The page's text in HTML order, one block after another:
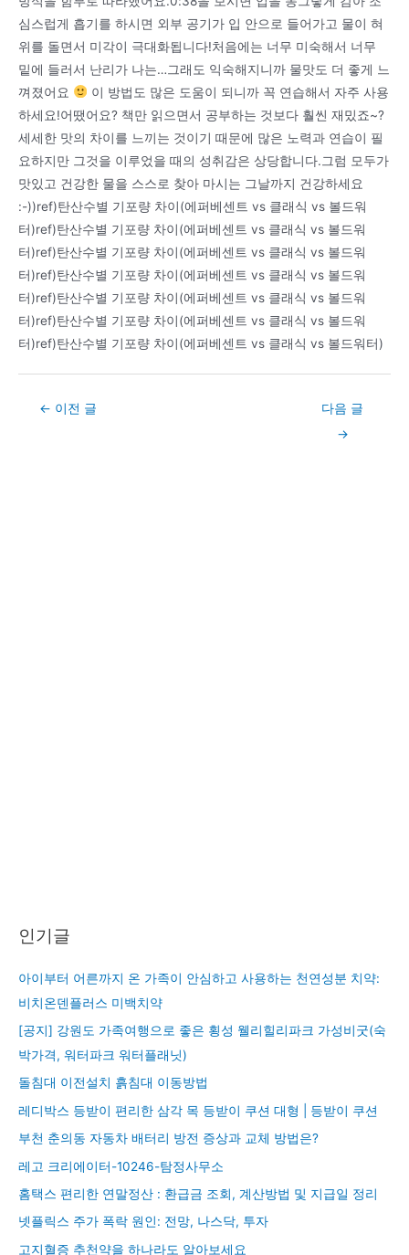
심스럽게 흡기를 하시면 외부 공기가 입 안으로 들어가고 물이 혀
위를 돌면서 미각이 극대화됩니다!처음에는 너무 미숙해서 너무
밑에 들러서 난리가 나는…그래도 익숙해지니까 물맛도 더 좋게 느
껴졌어요
이 방법도 많은 도움이 되니까 꼭 연습해서 자주 사용
하세요!어땠어요? 책만 읽으면서 공부하는 것보다 훨씬 재밌죠~?
세세한 맛의 차이를 느끼는 것이기 때문에 많은 노력과 연습이 필
요하지만 그것을 이루었을 때의 성취감은 상당합니다.그럼 모두가
맛있고 건강한 물을 스스로 찾아 마시는 그날까지 건강하세요
:-))ref)탄산수별 기포량 차이(에퍼베센트 vs 클래식 vs 볼드워
터)ref)탄산수별 기포량 차이(에퍼베센트 vs 클래식 vs 볼드워
터)ref)탄산수별 기포량 차이(에퍼베센트 vs 클래식 vs 볼드워
터)ref)탄산수별 기포량 차이(에퍼베센트 vs 클래식 vs 볼드워
터)ref)탄산수별 기포량 차이(에퍼베센트 vs 클래식 vs 볼드워
터)ref)탄산수별 기포량 차이(에퍼베센트 vs 클래식 vs 볼드워
터)ref)탄산수별 기포량 차이(에퍼베센트 vs 클래식 vs 볼드워터)
Post← 이전 글
다음 글
→
인기글
아이부터 어른까지 온 가족이 안심하고 사용하는 천연성분 치약:
비치온덴플러스 미백치약
[공지] 강원도 가족여행으로 좋은 횡성 웰리힐리파크 가성비굿(숙
박가격, 워터파크 워터플래닛)
돌침대 이전설치 흙침대 이동방법
레디박스 등받이 편리한 삼각 목 등받이 쿠션 대형 | 등받이 쿠션
부천 춘의동 자동차 배터리 방전 증상과 교체 방법은?
레고 크리에이터-10246-탐정사무소
홈택스 편리한 연말정산 : 환급금 조회, 계산방법 및 지급일 정리
넷플릭스 주가 폭락 원인: 전망, 나스닥, 투자
고지혈증 추천약을 하나라도 알아보세요